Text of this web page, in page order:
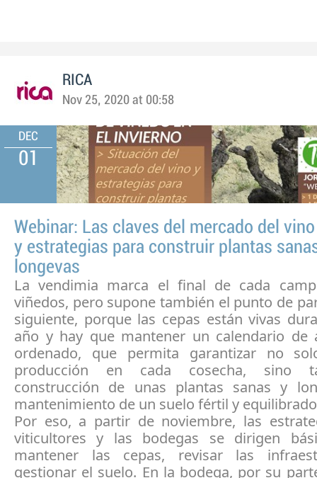
RICA
Nov 25, 2020 at 00:58
DEC
01
Webinar: Las claves del mercado del
y estrategias para construir plantas
longevas
La vendimia marca el final de cada
viñedos, pero supone también el punto de
siguiente, porque las cepas están vivas
año y hay que mantener un calendario de
ordenado, que permita garantizar no
producción en cada cosecha, sino
construcción de unas plantas sanas y
mantenimiento de un suelo fértil y
Por eso, a partir de noviembre, las
viticultores y las bodegas se dirigen
mantener las cepas, revisar las
gestionar el suelo. En la bodega, por su